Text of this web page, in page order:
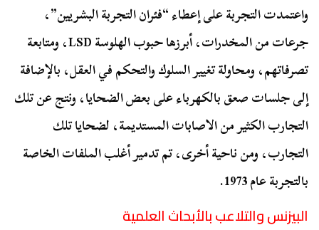
واعتمدت التجربة على إعطاء “فئران التجربة البشريين”،
جرعات من المخدرات، أبرزها حبوب الهلوسة LSD، ومتابعة
تصرفاتهم، ومحاولة تغيير السلوك والتحكم في العقل، بالإضافة
إلى جلسات صعق بالكهرباء على بعض الضحايا، ونتج عن تلك
التجارب الكثير من الاصابات المستديمة، لضحايا تلك
التجارب، ومن ناحية أخرى، تم تدمير أغلب الملفات الخاصة
بالتجربة عام 1973.
البيزنس والتلاعب بالأبحاث العلمية